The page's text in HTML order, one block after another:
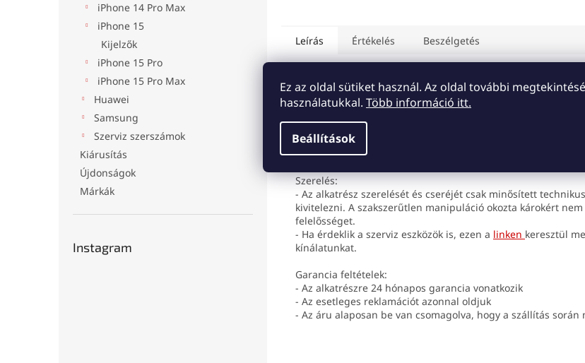
Ez az oldal sütiket használ. Az oldal további
használatukkal. Több információ itt.
Beállítások
iPhone 14 Pro Max
iPhone 15
Kijelzők
iPhone 15 Pro
iPhone 15 Pro Max
Huawei
Samsung
Szerviz szerszámok
Kiárusítás
Újdonságok
Márkák
Instagram
Leírás Értékelés Beszélgetés
Termék részletes leírása
A hátsó üveg eredeti minőségű. Márka és CE jelzést
A tokonon megtalálhatóak a fényképezőhöz tartozó nyílások,
látható.
Szerelés:
- Az alkatrész szerelését és cseréjét csak minősített
kivitelezni. A szakszerűtlen manipuláció okozta károkért
felelősséget.
- Ha érdeklik a szerviz eszközök is, ezen a linken keresztül
kínálatunkat.
Garancia feltételek:
- Az alkatrészre 24 hónapos garancia vonatkozik
- Az esetleges reklamációt azonnal oldjuk
- Az áru alaposan be van csomagolva, hogy a szállítás során